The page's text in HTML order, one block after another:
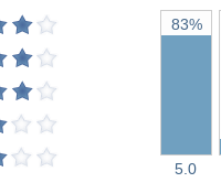
83%
5.0